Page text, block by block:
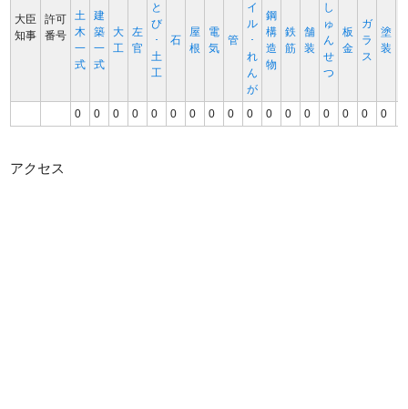
大臣
知事
許可
番号
土
木
一
式
建
築
一
式
大
工
左
官
と
び
･
土
工
石
屋
根
電
気
管
イ
ル
･
れ
ん
が
鋼
構
造
物
鉄
筋
舗
装
し
ゅ
ん
せ
つ
板
金
ガ
ラ
ス
塗
装
0 0 0 0 0 0 0 0 0 0 0 0 0 0 0 0 0
アクセス